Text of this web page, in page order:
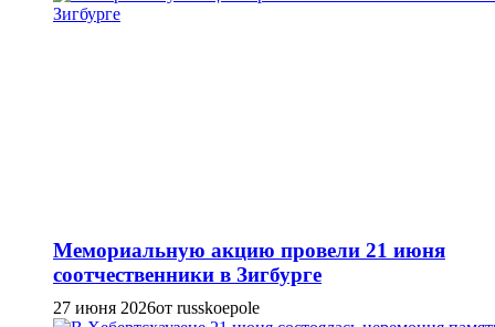
Мемориальную акцию провели 21 июня
соотчественники в Зигбурге
27 июня 2026от russkoepole